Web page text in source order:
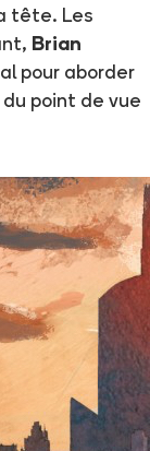
tête. Les
Brian
pour aborder
point de vue